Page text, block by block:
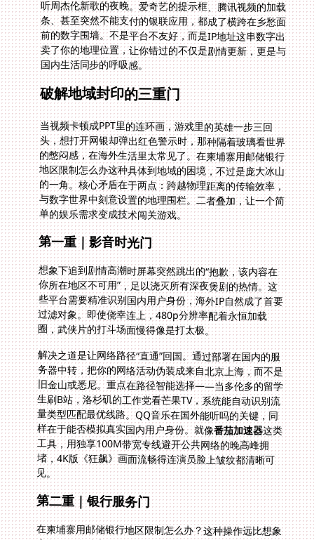
国内生活同步的呼吸感。
破解地域封印的三重门
当视频卡顿成PPT里的连环画，游戏里的英雄一步三回
头，想打开网银却弹出红色警示时，那种隔着玻璃看世界
的憋闷感，在海外生活里太常见了。在柬埔寨用邮储银行
地区限制怎么办这种具体到地域的困境，不过是庞大冰山
的一角。核心矛盾在于两点：跨越物理距离的传输效率，
与数字世界中刻意设置的地理围栏。二者叠加，让一个简
单的娱乐需求变成技术闯关游戏。
第一重｜影音时光门
想象下追到剧情高潮时屏幕突然跳出的“抱歉，该内容在
你所在地区不可用”，足以浇灭所有深夜煲剧的热情。这
些平台需要精准识别国内用户身份，海外IP自然成了首要
过滤对象。即使侥幸连上，480p分辨率配着永恒加载
圈，武侠片的打斗场面慢得像是打太极。
解决之道是让网络路径“直通”回国。通过部署在国内的服
务器中转，把你的网络活动伪装成来自北京上海，而不是
旧金山或悉尼。重点在路径智能选择——当多伦多的留学
生刷B站，洛杉矶的工作党看芒果TV，系统能自动识别流
量类型匹配最优线路。QQ音乐在国外能听吗的关键，同
样在于能否模拟真实国内用户身份。就像番茄加速器这类
工具，用独享100M带宽专线避开公共网络的晚高峰拥
堵，4K版《狂飙》画面流畅得连演员脸上皱纹都清晰可
见。
第二重｜银行服务门
在柬埔寨用邮储银行地区限制怎么办？这种操作远比想象
中危险。金融类App的区域封锁最严格，强行破解可能导
致账户风控。有人试过更换SIM卡伪装国内号码，结果第
二天就收到银行的安全验证电话。真正有效的解法是用加
密数据通道建立“数字隧道”，让银行系统识别为安全登录